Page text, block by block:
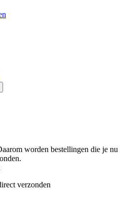
worden bestellingen die je nu
verzonden